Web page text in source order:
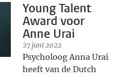
Young Talent
Award voor
Anne Urai
27 juni 2022
Psycholoog Anna Urai
heeft van de Dutch